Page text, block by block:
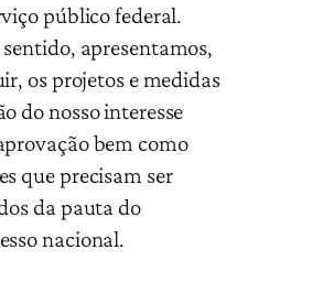
público federal.
sentido, apresentamos,
os projetos e medidas
do nosso interesse
bem como
que precisam ser
da pauta do
nacional.